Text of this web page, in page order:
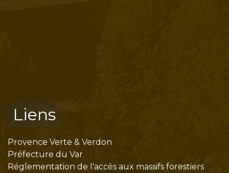
Liens
Provence Verte & Verdon
Préfecture du Var
Réglementation de l'accès aux massifs forestiers